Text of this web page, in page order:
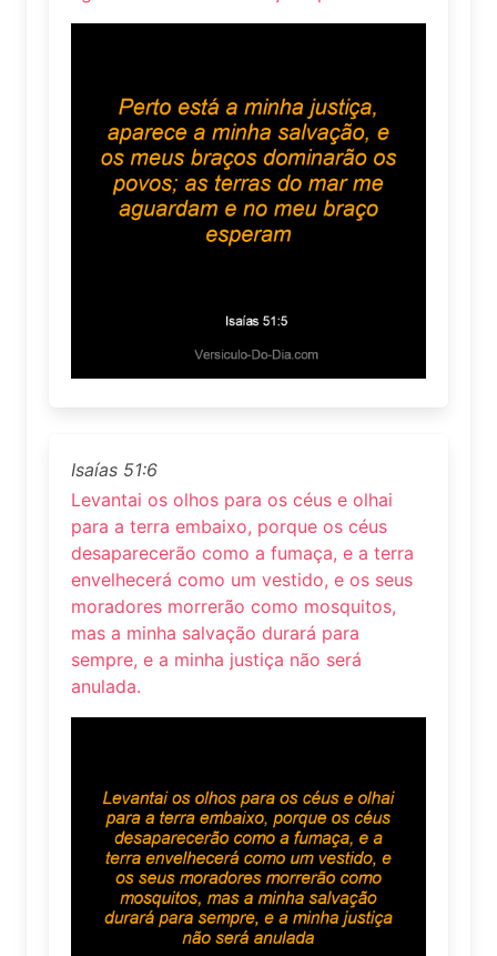
Isaías 51:6
Levantai os olhos para os céus e olhai
para a terra embaixo, porque os céus
desaparecerão como a fumaça, e a terra
envelhecerá como um vestido, e os seus
moradores morrerão como mosquitos,
mas a minha salvação durará para
sempre, e a minha justiça não será
anulada.